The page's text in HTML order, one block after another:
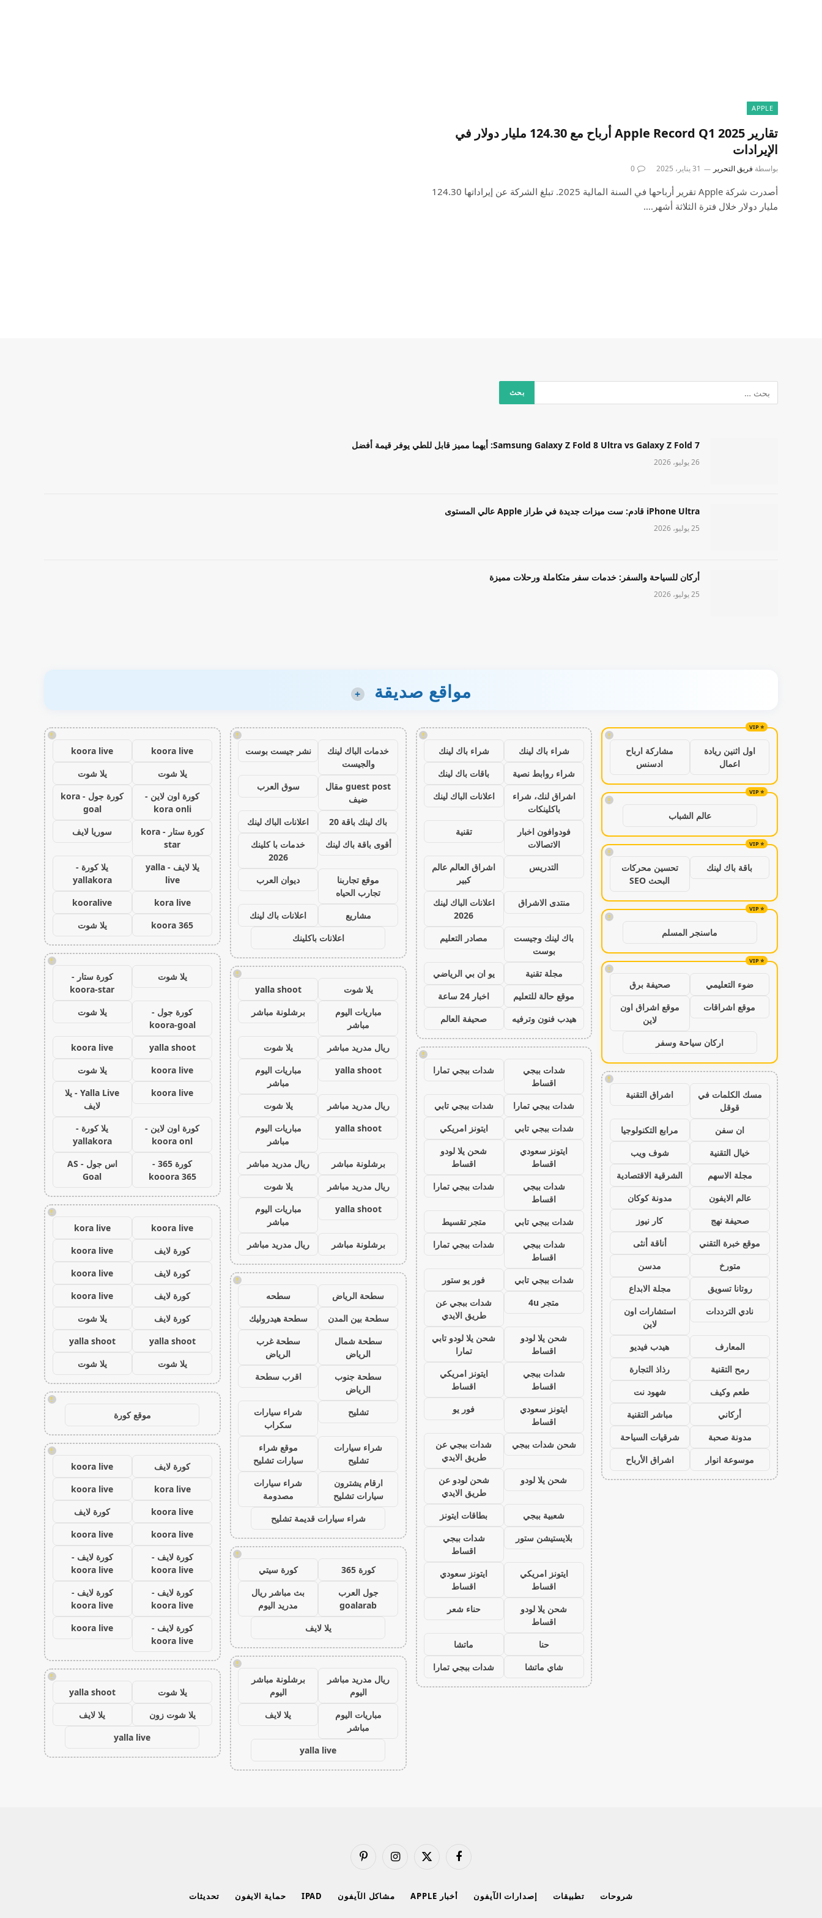
APPLE
تقارير Apple Record Q1 2025 أرباح مع 124.30 مليار دولار في
الإيرادات
بواسطة فريق التحرير 31 يناير، 2025 0
أصدرت شركة Apple تقرير أرباحها في السنة المالية 2025. تبلغ الشركة عن إيراداتها 124.30
مليار دولار خلال فترة الثلاثة أشهر.…
Samsung Galaxy Z Fold 8 Ultra vs Galaxy Z Fold 7: أيهما مميز قابل للطي يوفر قيمة أفضل
26 يوليو، 2026
iPhone Ultra قادم: ست ميزات جديدة في طراز Apple عالي المستوى
25 يوليو، 2026
أركان للسياحة والسفر: خدمات سفر متكاملة ورحلات مميزة
25 يوليو، 2026
مواقع صديقة +
!
اول اثنين ريادة
اعمال
مشاركة ارباح
ادسنس
!
عالم الشباب
!
باقة باك لينك
تحسين محركات
البحث SEO
!
ماسنجر المسلم
!
ضوء التعليمي
صحيفة برق
موقع اشراقات
موقع اشراق اون
لاين
اركان سياحة وسفر
!
مسك الكلمات في
قوقل
اشراق التقنية
ان سفن
مرابع التكنولوجيا
خيال التقنية
شوف ويب
مجلة الاسهم
الشرقية الاقتصادية
عالم الايفون
مدونة كوكان
صحيفة نهج
كار نيوز
موقع خبرة التقني
أناقة أنثى
متورخ
مدسن
روتانا تسويق
مجلة الابداع
نادي الترددات
استشارات اون
لاين
المعارف
هيدب فيديو
رمح التقنية
رذاذ التجارة
طعم وكيف
شهود نت
أركاني
مباشر التقنية
مدونة صحبة
شرقيات السياحة
موسوعة انوار
اشراق الأرباح
!
شراء باك لينك
شراء باك لينك
شراء روابط نصية
باقات باك لينك
اشراق لنك، شراء
باكلينكات
اعلانات الباك لينك
فودوافون اخبار
الاتصالات
تقنية
التدريس
اشراق العالم عالم
كبير
منتدى الاشراق
اعلانات الباك لينك
2026
باك لينك وجيست
بوست
مصادر التعليم
مجلة تقنية
يو ان بي الرياضي
موقع حالة للتعليم
اخبار 24 ساعة
هيدب فنون وترفيه
صحيفة العالم
!
شدات ببجي
اقساط
شدات ببجي تمارا
شدات ببجي تمارا
شدات ببجي تابي
شدات ببجي تابي
ايتونز امريكي
ايتونز سعودي
اقساط
شحن يلا لودو
اقساط
شدات ببجي
اقساط
شدات ببجي تمارا
شدات ببجي تابي
متجر تقسيط
شدات ببجي
اقساط
شدات ببجي تمارا
شدات ببجي تابي
فور يو ستور
متجر 4u
شدات ببجي عن
طريق الايدي
شحن يلا لودو
اقساط
شحن يلا لودو تابي
تمارا
شدات ببجي
اقساط
ايتونز امريكي
اقساط
ايتونز سعودي
اقساط
فور يو
شحن شدات ببجي
شدات ببجي عن
طريق الايدي
شحن يلا لودو
شحن لودو عن
طريق الايدي
شعبية ببجي
بطاقات ايتونز
بلايستيشن ستور
شدات ببجي
اقساط
ايتونز امريكي
اقساط
ايتونز سعودي
اقساط
شحن يلا لودو
اقساط
حناء شعر
حنا
ماتشا
شاي ماتشا
شدات ببجي تمارا
!
خدمات الباك لينك
والجيست
نشر جيست بوست
guest post مقال
ضيف
سوق العرب
باك لينك باقة 20
اعلانات الباك لينك
أقوى باقة باك لينك
خدمات با كلينك
2026
موقع تجاربنا
تجارب الحياه
ديوان العرب
مشاريع
اعلانات باك لينك
اعلانات باكلينك
!
يلا شوت
yalla shoot
مباريات اليوم
مباشر
برشلونة مباشر
ريال مدريد مباشر
يلا شوت
yalla shoot
مباريات اليوم
مباشر
ريال مدريد مباشر
يلا شوت
yalla shoot
مباريات اليوم
مباشر
برشلونة مباشر
ريال مدريد مباشر
ريال مدريد مباشر
يلا شوت
yalla shoot
مباريات اليوم
مباشر
برشلونة مباشر
ريال مدريد مباشر
!
سطحة الرياض
سطحه
سطحة بين المدن
سطحة هيدروليك
سطحة شمال
الرياض
سطحة غرب
الرياض
سطحة جنوب
الرياض
اقرب سطحة
تشليح
شراء سيارات
سكراب
شراء سيارات
تشليح
موقع شراء
سيارات تشليح
ارقام يشترون
سيارات تشليح
شراء سيارات
مصدومة
شراء سيارات قديمة تشليح
!
كورة 365
كورة سيتي
جول العرب
goalarab
بث مباشر ريال
مدريد اليوم
يلا لايف
!
ريال مدريد مباشر
اليوم
برشلونة مباشر
اليوم
مباريات اليوم
مباشر
يلا لايف
yalla live
!
koora live
koora live
يلا شوت
يلا شوت
كورة اون لاين -
kora onli
كورة جول - kora
goal
كورة ستار - kora
star
سوريا لايف
يلا لايف - yalla
live
يلا كورة -
yallakora
kora live
kooralive
koora 365
يلا شوت
!
يلا شوت
كورة ستار -
koora-star
كورة جول -
koora-goal
يلا شوت
yalla shoot
koora live
koora live
يلا شوت
koora live
Yalla Live - يلا
لايف
كورة اون لاين -
koora onl
يلا كورة -
yallakora
كورة 365 -
kooora 365
اس جول - AS
Goal
!
koora live
kora live
كورة لايف
koora live
كورة لايف
koora live
كورة لايف
koora live
كورة لايف
يلا شوت
yalla shoot
yalla shoot
يلا شوت
يلا شوت
!
موقع كورة
!
كورة لايف
koora live
kora live
koora live
koora live
كورة لايف
koora live
koora live
كورة لايف -
koora live
كورة لايف -
koora live
كورة لايف -
koora live
كورة لايف -
koora live
كورة لايف -
koora live
koora live
!
يلا شوت
yalla shoot
يلا شوت زون
يلا لايف
yalla live
فيسبوك
X
الانستغرامبينتيريست
شروحات تطبيقات إصدارات الآيفون أخبار APPLE مشاكل الآيفون IPAD حماية الايفون تحديثات